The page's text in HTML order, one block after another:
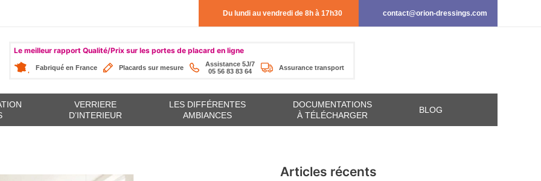
Du lundi au vendredi de 8h à 17h30 contact@orion-dressings.com
Le meilleur rapport Qualité/Prix sur les portes de placard en ligne
Fabriqué en France Placards sur mesure
Assistance 5J/7
05 56 83 83 64
Assurance transport
VERRIERE
D’INTERIEUR
LES DIFFÉRENTES
AMBIANCES
DOCUMENTATIONS
À TÉLÉCHARGER
BLOG
Articles récents